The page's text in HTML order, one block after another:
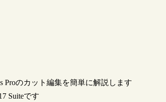
Proのカット編集を簡単に解説します
Suiteです